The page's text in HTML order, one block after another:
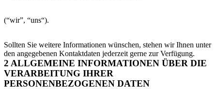
(“wir”, “uns“).
Sollten Sie weitere Informationen wünschen, stehen wir Ihnen unter
den angegebenen Kontaktdaten jederzeit gerne zur Verfügung.
2 ALLGEMEINE INFORMATIONEN ÜBER DIE
VERARBEITUNG IHRER
PERSONENBEZOGENEN DATEN